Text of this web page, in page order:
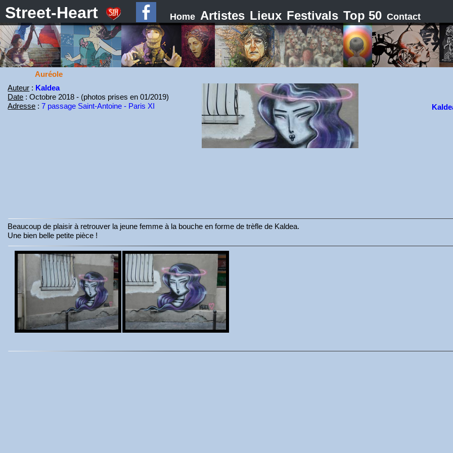
Street-Heart Home Artistes Lieux Festivals Top 50 Contact
Auréole
Auteur : Kaldea
Date : Octobre 2018 - (photos prises en 01/2019)
Adresse :7 passage Saint-Antoine - Paris XI
Beaucoup de plaisir à retrouver la jeune femme à la bouche en forme de trèfle de Kaldea.
Une bien belle petite pièce !